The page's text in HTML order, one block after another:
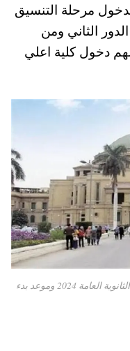
مرحلة التنسيق
الثاني ومن
دخول كلية اعلي
نتيجة التحويلات وموقف التظلمات في تنسيق الثانوية العامة 2024 وموعد بدء